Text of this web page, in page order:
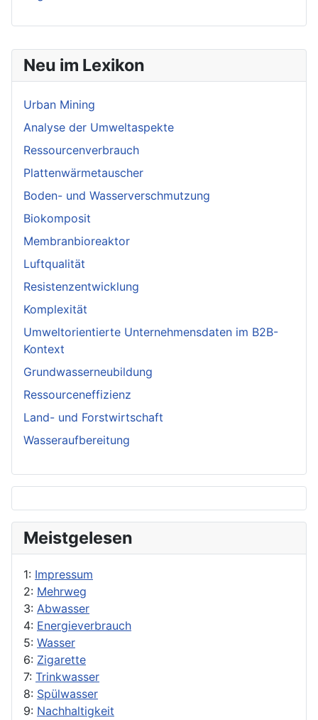
Neu im Lexikon
Urban Mining
Analyse der Umweltaspekte
Ressourcenverbrauch
Plattenwärmetauscher
Boden- und Wasserverschmutzung
Biokomposit
Membranbioreaktor
Luftqualität
Resistenzentwicklung
Komplexität
Umweltorientierte Unternehmensdaten im B2B-
Kontext
Grundwasserneubildung
Ressourceneffizienz
Land- und Forstwirtschaft
Wasseraufbereitung
Meistgelesen
1: Impressum
2: Mehrweg
3: Abwasser
4: Energieverbrauch
5: Wasser
6: Zigarette
7: Trinkwasser
8: Spülwasser
9: Nachhaltigkeit